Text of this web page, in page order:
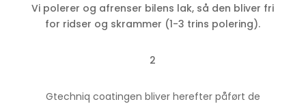
Vi polerer og afrenser bilens lak, så den bliver fri
for ridser og skrammer (1-3 trins polering).
2
Gtechniq coatingen bliver herefter påført de